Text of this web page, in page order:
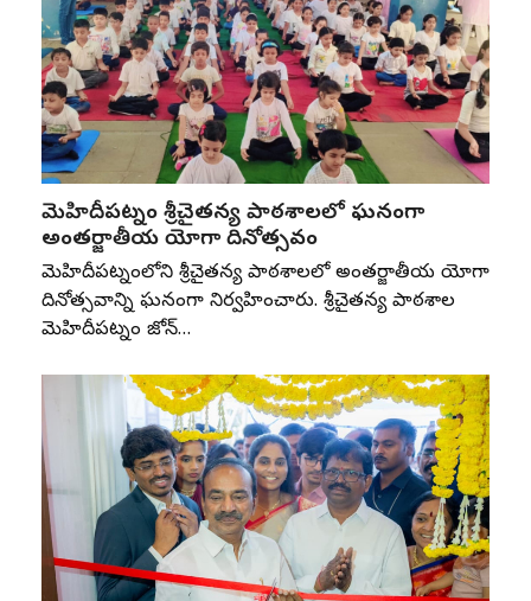
మెహిదీపట్నం శ్రీచైతన్య పాఠశాలలో ఘనంగా
అంతర్జాతీయ యోగా దినోత్సవం
మెహిదీపట్నంలోని శ్రీచైతన్య పాఠశాలలో అంతర్జాతీయ యోగా
దినోత్సవాన్ని ఘనంగా నిర్వహించారు. శ్రీచైతన్య పాఠశాల
మెహిదీపట్నం జోన్‌…